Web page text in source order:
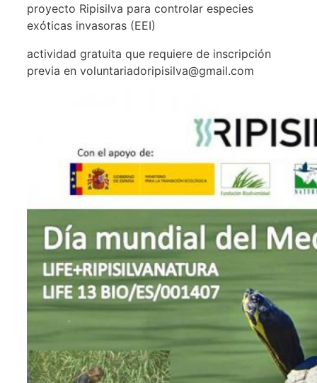
proyecto Ripisilva para controlar especies
exóticas invasoras (EEI)
actividad gratuita que requiere de inscripción
previa en voluntariadoripisilva@gmail.com